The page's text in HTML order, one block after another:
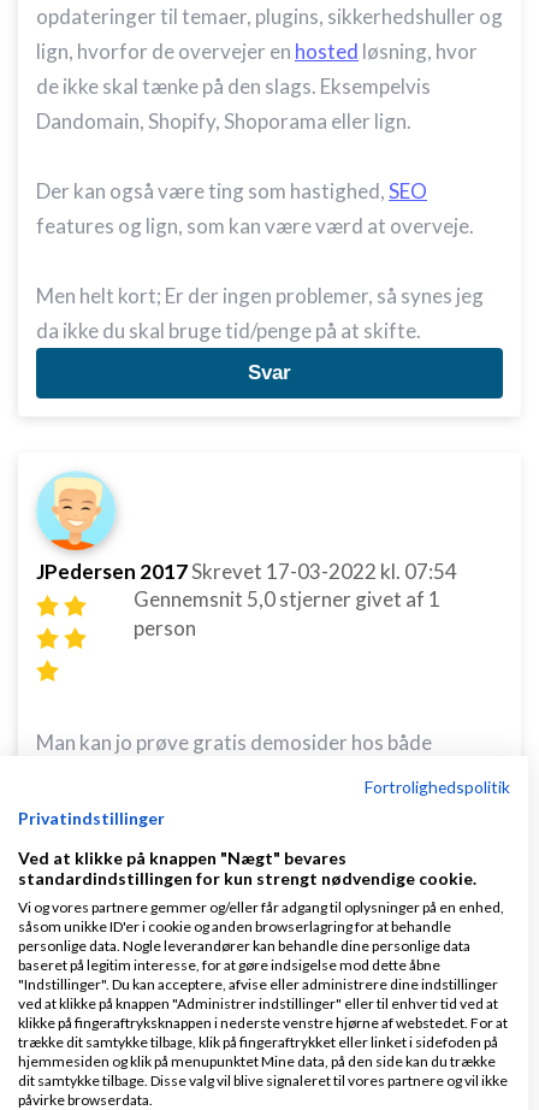
opdateringer til temaer, plugins, sikkerhedshuller og
lign, hvorfor de overvejer en hosted løsning, hvor
de ikke skal tænke på den slags. Eksempelvis
Dandomain, Shopify, Shoporama eller lign.
Der kan også være ting som hastighed,SEO
features og lign, som kan være værd at overveje.
Men helt kort; Er der ingen problemer, så synes jeg
da ikke du skal bruge tid/penge på at skifte.
Svar
JPedersen 2017Skrevet 17-03-2022 kl. 07:54
Gennemsnit 5,0stjerner givet af 1
person
Man kan jo prøve gratis demosider hos både
Dandomain og Shopify:-) Jeg stod sidste år i en let
desperat situation og skulle vælge mellem
Dandomain og Shopify - og åbnede så de to
demosider. - Her viste det sig, at mens Dandomains
webshop var færdig, fuldt funktionsdygtig og jeg
let kunne tilføje nyetestprodukter osv .- så var
Shopifys demo side meget mere mangelfuldt - og da
jeg jeg oprindeligt kom fraWordpress, var det lige
det jeg frygtede, så jeg endte med at vælge
Dandomains webshop.
Fortrolighedspolitik
Privatindstillinger
Ved at klikke på knappen "Nægt" bevares
standardindstillingen for kun strengt nødvendige cookie.
Vi og vores partnere gemmer og/eller får adgang til oplysninger på en enhed,
såsom unikke ID'er i cookie og anden browserlagring for at behandle
personlige data. Nogle leverandører kan behandle dine personlige data
baseret på legitim interesse, for at gøre indsigelse mod dette åbne
"Indstillinger". Du kan acceptere, afvise eller administrere dine indstillinger
ved at klikke på knappen "Administrer indstillinger" eller til enhver tid ved at
klikke på fingeraftryksknappen i nederste venstre hjørne af webstedet. For at
trække dit samtykke tilbage, klik på fingeraftrykket eller linket i sidefoden på
hjemmesiden og klik på menupunktet Mine data, på den side kan du trække
dit samtykke tilbage. Disse valg vil blive signaleret til vores partnere og vil ikke
påvirke browserdata.